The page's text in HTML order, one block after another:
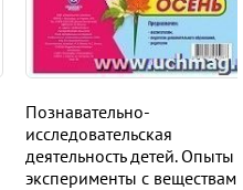
Познавательно-
исследовательская
деятельность детей. Опыты
эксперименты с